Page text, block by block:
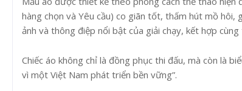
hàng chọn và Yêu cầu) co giãn tốt, thấm hút mồ
ảnh và thông điệp nổi bật của giải chạy, kết hợp cùng
Chiếc áo không chỉ là đồng phục thi đấu, mà còn là
vì một Việt Nam phát triển bền vững”.